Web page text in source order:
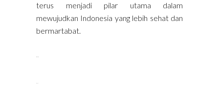
terus menjadi pilar utama dalam
mewujudkan Indonesia yang lebih sehat dan
bermartabat.